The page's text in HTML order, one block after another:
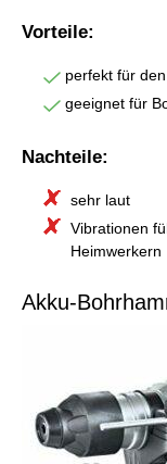
Vorteile:
perfekt für
geeignet für
Nachteile:
sehr laut
Vibrationen
Heimwerkern
Akku-